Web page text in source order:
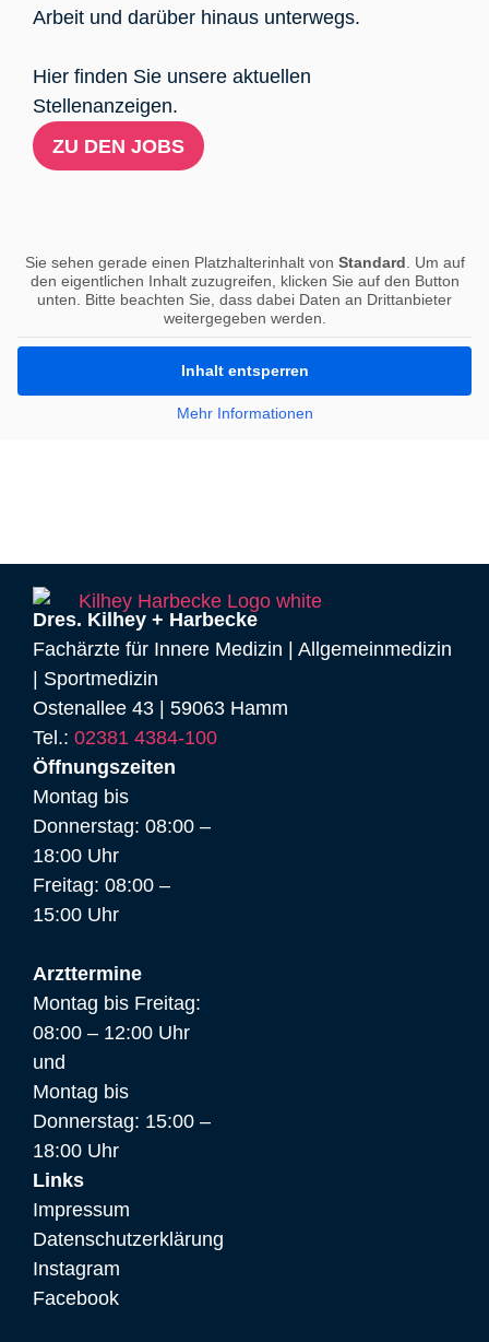
Arbeit und darüber hinaus unterwegs.
Hier finden Sie unsere aktuellen
Stellenanzeigen.
ZU DEN JOBS
Sie sehen gerade einen Platzhalterinhalt von Standard . Um auf
den eigentlichen Inhalt zuzugreifen, klicken Sie auf den Button
unten. Bitte beachten Sie, dass dabei Daten an Drittanbieter
weitergegeben werden.
Inhalt entsperren
Mehr Informationen
IHR WEG ZU UNS
ZUR ANFAHRT
Dres. Kilhey + Harbecke
Fachärzte für Innere Medizin | Allgemeinmedizin
| Sportmedizin
Ostenallee 43 | 59063 Hamm
Tel.: 02381 4384-100
Öffnungszeiten
Montag bis
Donnerstag: 08:00 –
18:00 Uhr
Freitag: 08:00 –
15:00 Uhr
Arzttermine
Montag bis Freitag:
08:00 – 12:00 Uhr
und
Montag bis
Donnerstag: 15:00 –
18:00 Uhr
Links
Impressum
Datenschutzerklärung
Instagram
Facebook